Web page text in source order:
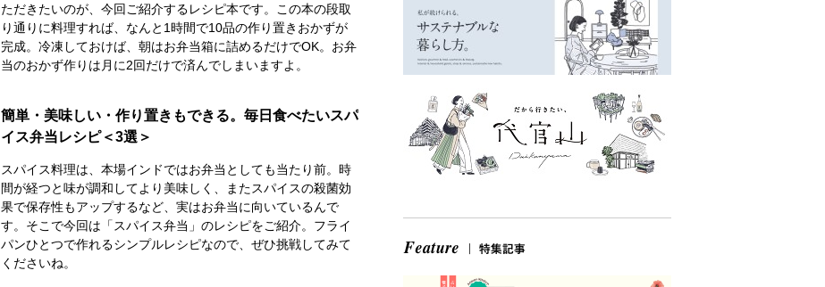
ただきたいのが、今回ご紹介するレシピ本です。この本の段取
り通りに料理すれば、なんと1時間で10品の作り置きおかずが
完成。冷凍しておけば、朝はお弁当箱に詰めるだけでOK。お弁
当のおかず作りは月に2回だけで済んでしまいますよ。
簡単・美味しい・作り置きもできる。毎日食べたいスパ
イス弁当レシピ＜3選＞
スパイス料理は、本場インドではお弁当としても当たり前。時
間が経つと味が調和してより美味しく、またスパイスの殺菌効
果で保存性もアップするなど、実はお弁当に向いているんで
す。そこで今回は「スパイス弁当」のレシピをご紹介。フライ
パンひとつで作れるシンプルレシピなので、ぜひ挑戦してみて
くださいね。